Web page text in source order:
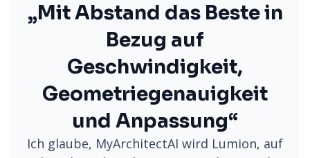
„Mit Abstand das Beste in
Bezug auf
Geschwindigkeit,
Geometriegenauigkeit
und Anpassung“
Ich glaube, MyArchitectAI wird Lumion, auf